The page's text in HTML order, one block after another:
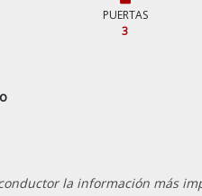
PUERTAS
3
la información más